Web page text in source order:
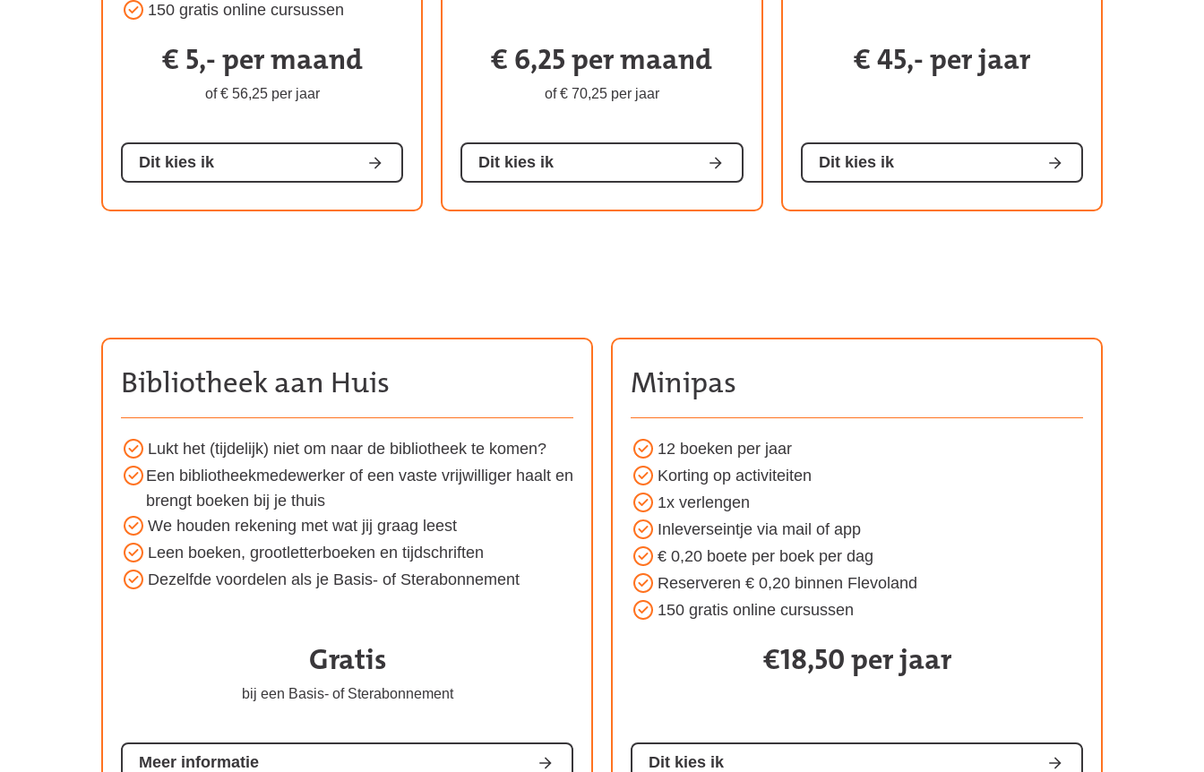
150 gratis online cursussen
Kosten
van
abonnement:
€ 5,- per maand
of € 56,25 per jaar
Dit kies ik
Kosten
van
abonnement:
€ 6,25 per maand
of € 70,25 per jaar
Dit kies ik
Kosten
abonnement:
€ 45,- per jaar
Dit kies ik
Bibliotheek aan Huis
Voordelen
van
Bibliotheek
aan
Huis
Lukt het (tijdelijk) niet om naar de bibliotheek te komen?
Een bibliotheekmedewerker of een vaste vrijwilliger haalt en
brengt boeken bij je thuis
We houden rekening met wat jij graag leest
Leen boeken, grootletterboeken en tijdschriften
Dezelfde voordelen als je Basis- of Sterabonnement
Kosten
van
abonnement:
Gratis
bij een Basis- of Sterabonnement
Meer informatie
Minipas
Voordelen
van
het
Minipas
abonnement:
12 boeken per jaar
Korting op activiteiten
1x verlengen
Inleverseintje via mail of app
€ 0,20 boete per boek per dag
Reserveren € 0,20 binnen Flevoland
150 gratis online cursussen
Kosten
abonnement:
€18,50 per jaar
Dit kies ik